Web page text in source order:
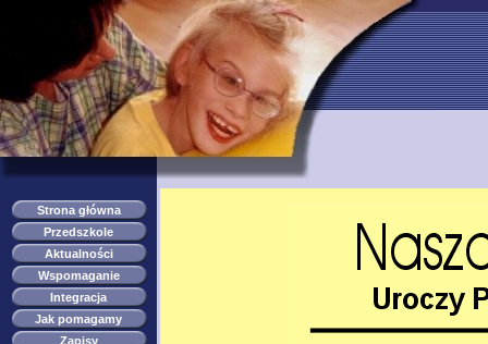
Strona główna
Przedszkole
Aktualności
Wspomaganie
Integracja
Jak pomagamy
Zapisy